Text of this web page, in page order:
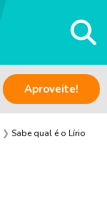
Aproveite!
❯ Sabe qual é o Lírio